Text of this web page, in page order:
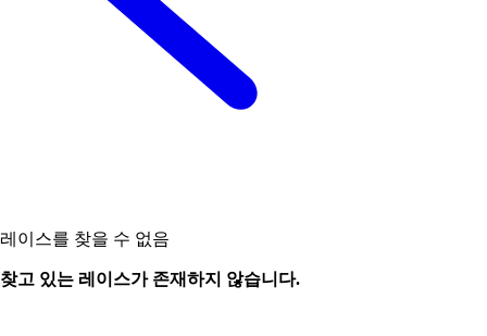
레이스를 찾을 수 없음
찾고 있는 레이스가 존재하지 않습니다.